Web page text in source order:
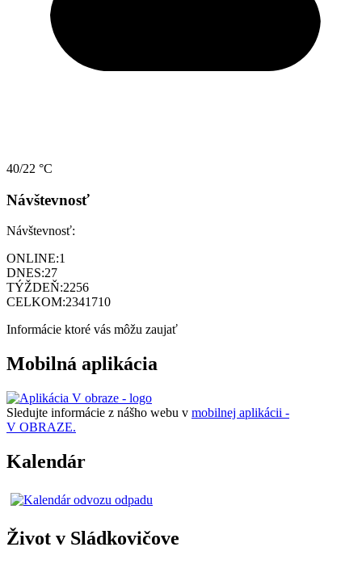
40/22 °C
Návštevnosť
Návštevnosť:
ONLINE:1
DNES:27
TÝŽDEŇ:2256
CELKOM:2341710
Informácie ktoré vás môžu zaujať
Mobilná aplikácia
Sledujte informácie z nášho webu v mobilnej aplikácii -
V OBRAZE.
Kalendár
Život v Sládkovičove